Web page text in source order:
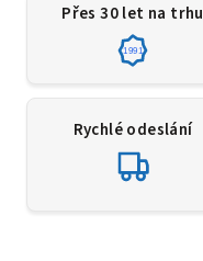
Přes 30 let na trhu
1991
Rychlé odeslání